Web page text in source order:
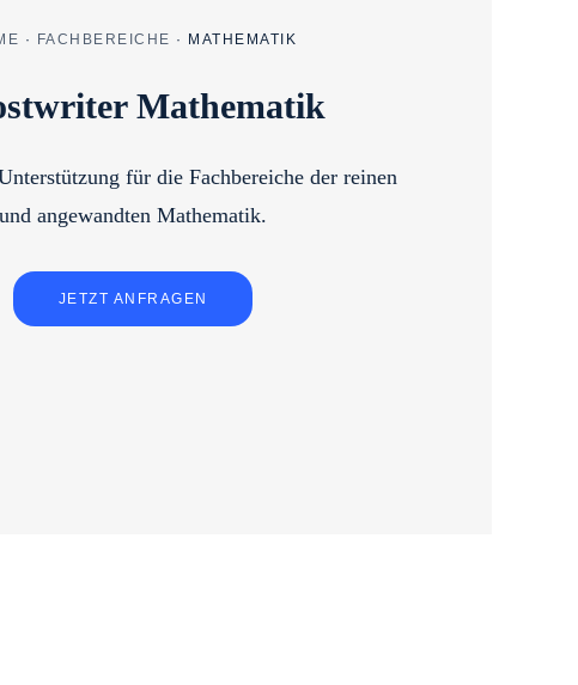
· FACHBEREICHE · MATHEMATIK
Mathematik
für die Fachbereiche der reinen
und angewandten Mathematik.
JETZT ANFRAGEN